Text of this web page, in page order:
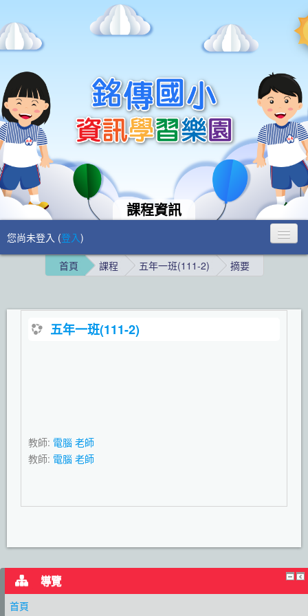
課程資訊
您尚未登入 (登入)
首頁 課程 五年一班(111-2) 摘要
五年一班(111-2)
教師: 電腦 老師
教師: 電腦 老師
導覽
首頁